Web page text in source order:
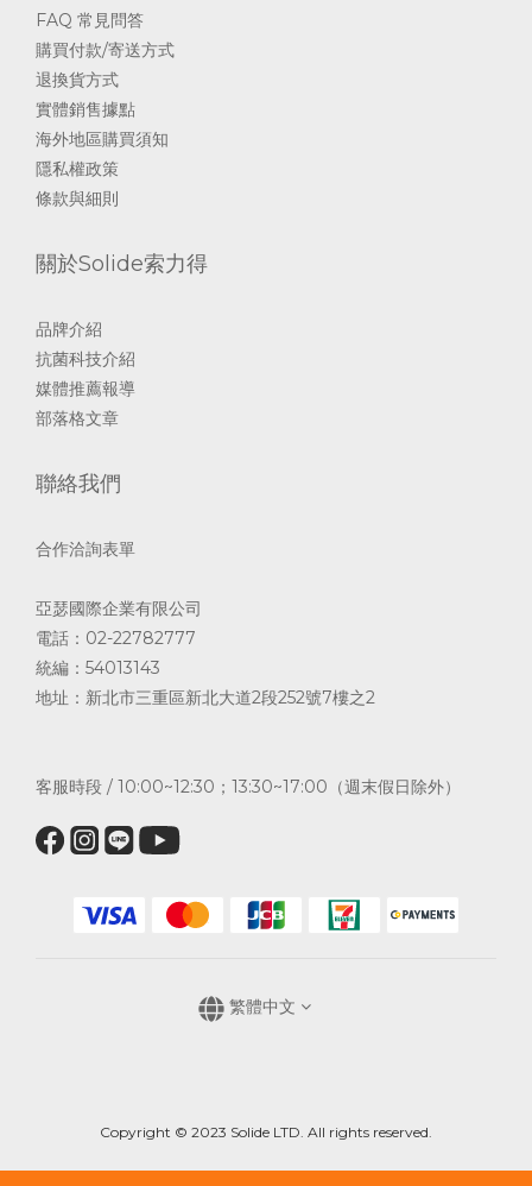
FAQ 常見問答
購買付款/寄送方式
退換貨方式
實體銷售據點
海外地區購買須知
隱私權政策
條款與細則
關於Solide索力得
品牌介紹
抗菌科技介紹
媒體推薦報導
部落格文章
聯絡我們
合作洽詢表單
亞瑟國際企業有限公司
電話：02-22782777
統編：54013143
地址：新北市三重區新北大道2段252號7樓之2
客服時段 / 10:00~12:30；13:30~17:00（週末假日除外）
繁體中文
Copyright © 2023 Solide LTD. All rights reserved.